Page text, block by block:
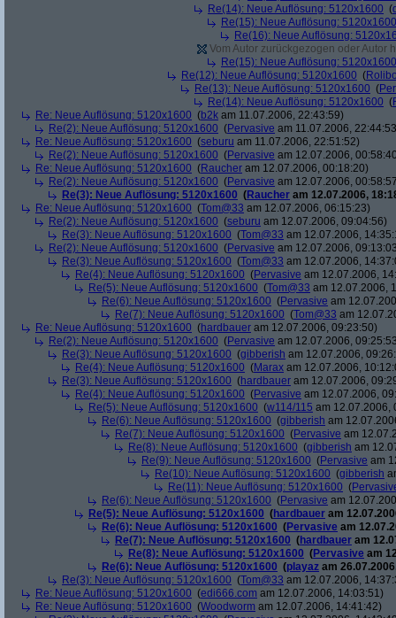
Re(14): Neue Auflösung: 5120x1600 (
Re(15): Neue Auflösung: 5120x1600
Re(16): Neue Auflösung:
Vom Autor zurückgezogen oder Autor
Re(15): Neue Auflösung: 5120x1600
Re(12): Neue Auflösung: 5120x1600 (
Re(13): Neue Auflösung: 5120x1600 (
Re(14): Neue Auflösung: 5120x1600 (
Re: Neue Auflösung: 5120x1600 (b2k am 11.07.2006, 22:43:59)
Re(2): Neue Auflösung: 5120x1600 (Pervasive am 11.07.2006,
Re: Neue Auflösung: 5120x1600 (seburu am 11.07.2006, 22:51:52)
Re(2): Neue Auflösung: 5120x1600 (Pervasive am 12.07.2006,
Re: Neue Auflösung: 5120x1600 (Raucher am 12.07.2006, 00:18:20)
Re(2): Neue Auflösung: 5120x1600 (Pervasive am 12.07.2006,
Re(3): Neue Auflösung: 5120x1600 (Raucher am 12.07.2006,
Re: Neue Auflösung: 5120x1600 (Tom@33 am 12.07.2006, 06:15:23)
Re(2): Neue Auflösung: 5120x1600 (seburu am 12.07.2006, 09:04:56)
Re(3): Neue Auflösung: 5120x1600 (Tom@33 am 12.07.2006,
Re(2): Neue Auflösung: 5120x1600 (Pervasive am 12.07.2006,
Re(3): Neue Auflösung: 5120x1600 (Tom@33 am 12.07.2006,
Re(4): Neue Auflösung: 5120x1600 (Pervasive am 12.07.2006,
Re(5): Neue Auflösung: 5120x1600 (Tom@33 am 12.07.2006,
Re(6): Neue Auflösung: 5120x1600 (Pervasive am
Re(7): Neue Auflösung: 5120x1600 (Tom@33 am
Re: Neue Auflösung: 5120x1600 (hardbauer am 12.07.2006, 09:23:50)
Re(2): Neue Auflösung: 5120x1600 (Pervasive am 12.07.2006,
Re(3): Neue Auflösung: 5120x1600 (gibberish am 12.07.2006,
Re(4): Neue Auflösung: 5120x1600 (Marax am 12.07.2006,
Re(3): Neue Auflösung: 5120x1600 (hardbauer am 12.07.2006,
Re(4): Neue Auflösung: 5120x1600 (Pervasive am 12.07.2006,
Re(5): Neue Auflösung: 5120x1600 (w114/115 am 12.07.2006,
Re(6): Neue Auflösung: 5120x1600 (gibberish am
Re(7): Neue Auflösung: 5120x1600 (Pervasive am
Re(8): Neue Auflösung: 5120x1600 (gibberish am
Re(9): Neue Auflösung: 5120x1600 (Pervasive am
Re(10): Neue Auflösung: 5120x1600 (gibberish
Re(11): Neue Auflösung: 5120x1600 (
Re(6): Neue Auflösung: 5120x1600 (Pervasive am
Re(5): Neue Auflösung: 5120x1600 (hardbauer am
Re(6): Neue Auflösung: 5120x1600 (Pervasive am
Re(7): Neue Auflösung: 5120x1600 (hardbauer am
Re(8): Neue Auflösung: 5120x1600 (Pervasive am
Re(6): Neue Auflösung: 5120x1600 (playaz am
Re(3): Neue Auflösung: 5120x1600 (Tom@33 am 12.07.2006,
Re: Neue Auflösung: 5120x1600 (edi666.com am 12.07.2006, 14:03:51)
Re: Neue Auflösung: 5120x1600 (Woodworm am 12.07.2006, 14:41:42)